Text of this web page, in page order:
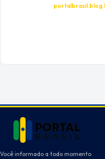
Você informado a todo momento